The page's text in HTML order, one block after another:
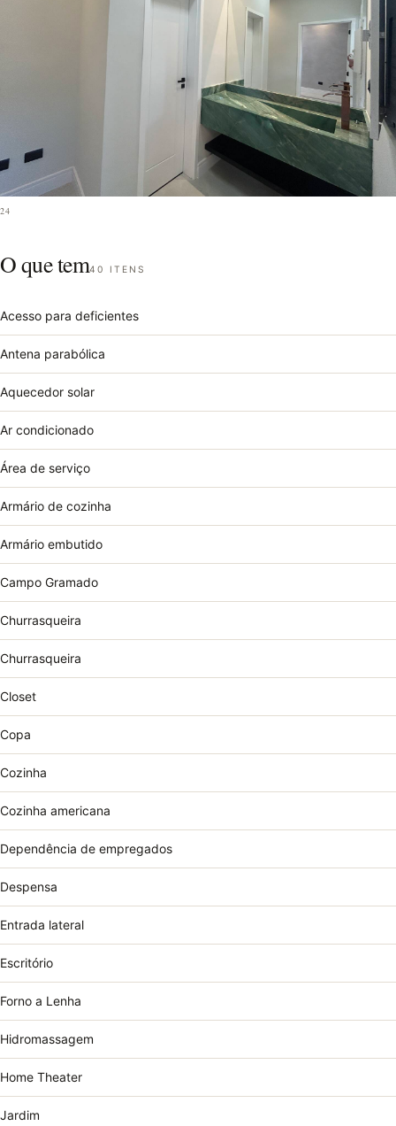
24
O que tem40 ITENS
Acesso para deficientes
Antena parabólica
Aquecedor solar
Ar condicionado
Área de serviço
Armário de cozinha
Armário embutido
Campo Gramado
Churrasqueira
Churrasqueira
Closet
Copa
Cozinha
Cozinha americana
Dependência de empregados
Despensa
Entrada lateral
Escritório
Forno a Lenha
Hidromassagem
Home Theater
Jardim